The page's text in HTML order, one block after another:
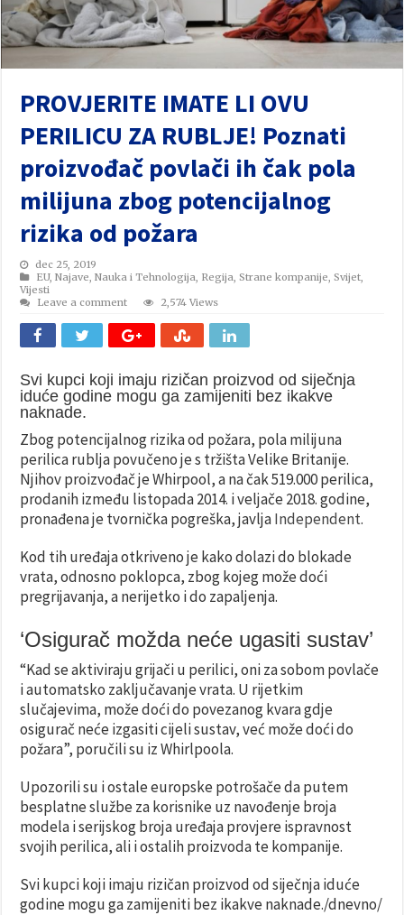
PROVJERITE IMATE LI OVU
PERILICU ZA RUBLJE! Poznati
proizvođač povlači ih čak pola
milijuna zbog potencijalnog
rizika od požara
dec 25, 2019
EU,Najave,Nauka i Tehnologija, Regija,Strane kompanije,Svijet,
Vijesti
Leave a comment
2,574 Views
Svi kupci koji imaju rizičan proizvod od siječnja
iduće godine mogu ga zamijeniti bez ikakve
naknade.
Zbog potencijalnog rizika od požara, pola milijuna
perilica rublja povučeno je s tržišta Velike Britanije.
Njihov proizvođač je Whirpool, a na čak 519.000 perilica,
prodanih između listopada 2014. i veljače 2018. godine,
pronađena je tvornička pogreška, javljaIndependent.
Kod tih uređaja otkriveno je kako dolazi do blokade
vrata, odnosno poklopca, zbog kojeg može doći
pregrijavanja, a nerijetko i do zapaljenja.
‘Osigurač možda neće ugasiti sustav’
“Kad se aktiviraju grijači u perilici, oni za sobom povlače
i automatsko zaključavanje vrata. U rijetkim
slučajevima, može doći do povezanog kvara gdje
osigurač neće izgasiti cijeli sustav, već može doći do
požara”, poručili su iz Whirlpoola.
Upozorili su i ostale europske potrošače da putem
besplatne službe za korisnike uz navođenje broja
modela i serijskog broja uređaja provjere ispravnost
svojih perilica, ali i ostalih proizvoda te kompanije.
Svi kupci koji imaju rizičan proizvod od siječnja iduće
godine mogu ga zamijeniti bez ikakve naknade./dnevno/